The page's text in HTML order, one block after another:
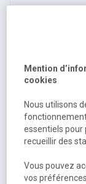
Système
Sur commande
339,00 €
406,80 € TTC
Mention
cookies
Nous utilisons
essentiels pour
recueillir des
Vous pouvez
vos